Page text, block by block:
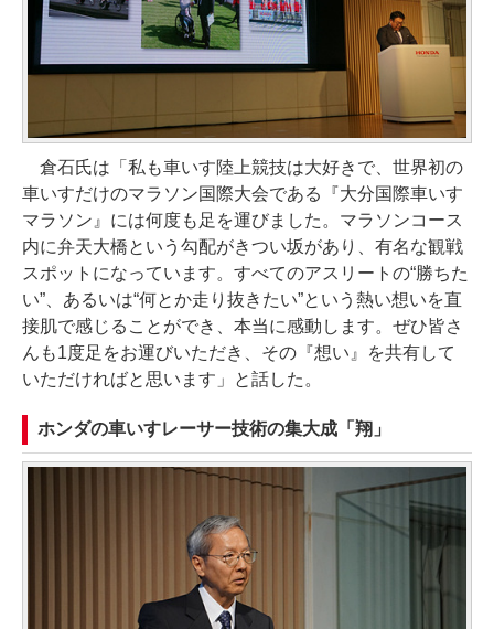
倉石氏は「私も車いす陸上競技は大好きで、世界初の
車いすだけのマラソン国際大会である『大分国際車いす
マラソン』には何度も足を運びました。マラソンコース
内に弁天大橋という勾配がきつい坂があり、有名な観戦
スポットになっています。すべてのアスリートの“勝ちた
い”、あるいは“何とか走り抜きたい”という熱い想いを直
接肌で感じることができ、本当に感動します。ぜひ皆さ
んも1度足をお運びいただき、その『想い』を共有して
いただければと思います」と話した。
ホンダの車いすレーサー技術の集大成「翔」